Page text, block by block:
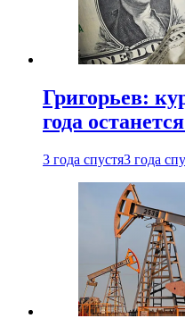
Григорьев:
года
3 года спустя3 года